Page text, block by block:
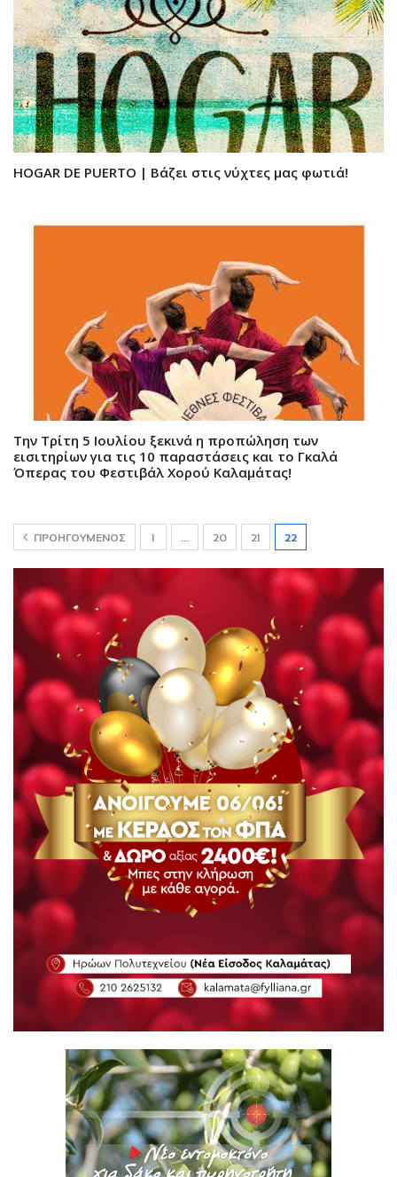
ΗΟGAR DE PUERTO | Bάζει στις νύχτες μας φωτιά!
Την Τρίτη 5 Ιουλίου ξεκινά η προπώληση των
εισιτηρίων για τις 10 παραστάσεις και το Γκαλά
Όπερας του Φεστιβάλ Xορού Καλαμάτας!
ΠΡΟΗΓΟΎΜΕΝΟΣ 1 20 21 22